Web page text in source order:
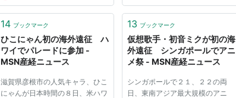
14 ブックマーク
ひこにゃん初の海外遠征 ハ
ワイでパレードに参加 -
MSN産経ニュース
滋賀県彦根市の人気キャラ、ひこ
にゃんが日本時間の８日、米ハワ
13 ブックマーク
仮想歌手・初音ミクが初の海
外遠征 シンガポールでアニ
メ祭 - MSN産経ニュース
シンガポールで２１、２２の両
日、東南アジア最大規模のアニ